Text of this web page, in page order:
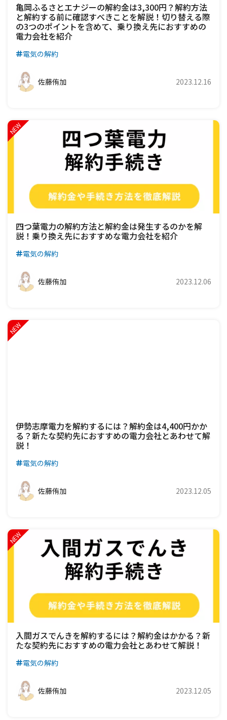
亀岡ふるさとエナジーの解約金は3,300円？解約方法
と解約する前に確認すべきことを解説！切り替える際
の3つのポイントを含めて、乗り換え先におすすめの
電力会社を紹介
電気の解約
佐藤侑加 2023.12.16
四つ葉電力の解約方法と解約金は発生するのかを解
説！乗り換え先におすすめな電力会社を紹介
電気の解約
佐藤侑加 2023.12.06
伊勢志摩電力を解約するには？解約金は4,400円かか
る？新たな契約先におすすめの電力会社とあわせて解
説！
電気の解約
佐藤侑加 2023.12.05
入間ガスでんきを解約するには？解約金はかかる？新
たな契約先におすすめの電力会社とあわせて解説！
電気の解約
佐藤侑加 2023.12.05